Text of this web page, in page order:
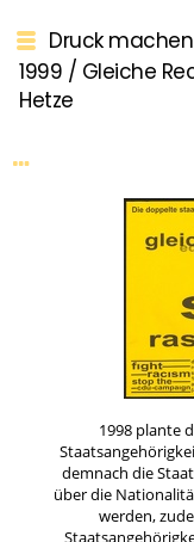
Druck machen
1999 / Gleiche
Hetze
1998 plante
demnach die
über die
werden,